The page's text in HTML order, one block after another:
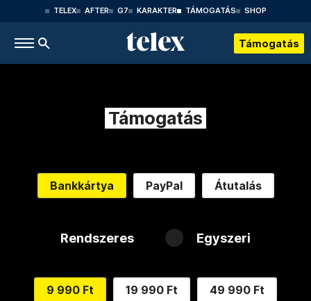
TELEX AFTER G7 KARAKTER TÁMOGATÁS SHOP
Támogatás
Támogatás
Bankkártya PayPal Átutalás
Rendszeres Egyszeri
9 990 Ft 19 990 Ft 49 990 Ft